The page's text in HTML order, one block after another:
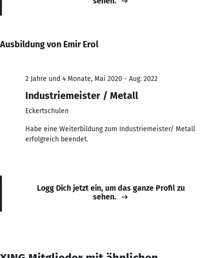
Ausbildung von Emir Erol
2 Jahre und 4 Monate, Mai 2020 - Aug. 2022
Industriemeister / Metall
Eckertschulen
Habe eine Weiterbildung zum Industriemeister/ Metall
erfolgreich beendet.
Logg Dich jetzt ein, um das ganze Profil zu
sehen.